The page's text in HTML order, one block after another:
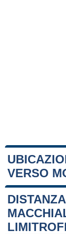
VERSO
+
−